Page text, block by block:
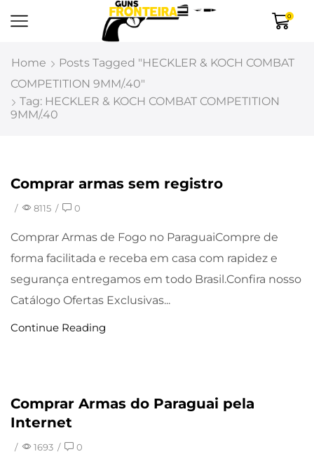
0
Home
Posts Tagged "HECKLER & KOCH COMBAT
COMPETITION 9MM/.40"
Tag: HECKLER & KOCH COMBAT COMPETITION
9MM/.40
Uncategorized
Comprar armas sem registro
/ 8115 / 0
Comprar Armas de Fogo no ParaguaiCompre de
forma facilitada e receba em casa com rapidez e
segurança entregamos em todo Brasil.Confira nosso
Catálogo Ofertas Exclusivas...
Continue Reading
Uncategorized
Comprar Armas do Paraguai pela
Internet
/ 1693 / 0